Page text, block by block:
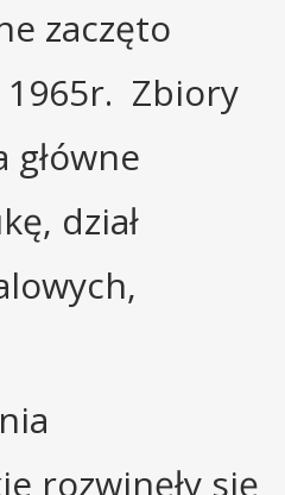
zaczęto
Zbiory
dział
rozwinęły się